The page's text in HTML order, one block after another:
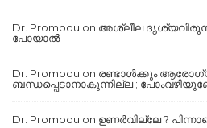
Dr. Promodu on അശ്ലീല
പോയാൽ
Dr. Promodu on രണ്ടാൾക്കും
ബന്ധപ്പെടാനാകുന്നില്ല ;
Dr. Promodu on ഉണർവില്ലേ ?